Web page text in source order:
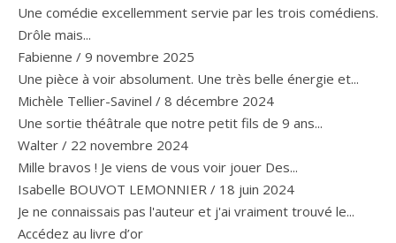
Une comédie excellemment servie par les trois comédiens.
Drôle mais...
Fabienne / 9 novembre 2025
Une pièce à voir absolument. Une très belle énergie et...
Michèle Tellier-Savinel / 8 décembre 2024
Une sortie théâtrale que notre petit fils de 9 ans...
Walter / 22 novembre 2024
Mille bravos ! Je viens de vous voir jouer Des...
Isabelle BOUVOT LEMONNIER / 18 juin 2024
Je ne connaissais pas l'auteur et j'ai vraiment trouvé le...
Accédez au livre d’or